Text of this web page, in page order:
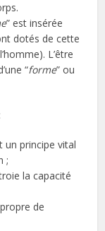
” est insérée
dotés de cette
L’être
“forme” ou
un principe vital
;
la capacité
de